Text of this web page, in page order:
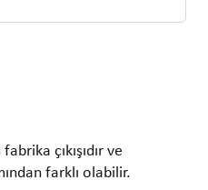
çıkışıdır ve
farklı olabilir.